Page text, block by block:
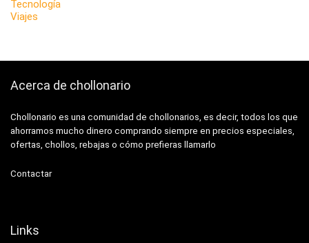
Tecnología
Viajes
Acerca de chollonario
Chollonario es una comunidad de chollonarios, es decir, todos los que
ahorramos mucho dinero comprando siempre en precios especiales,
ofertas, chollos, rebajas o cómo prefieras llamarlo
Contactar
Links